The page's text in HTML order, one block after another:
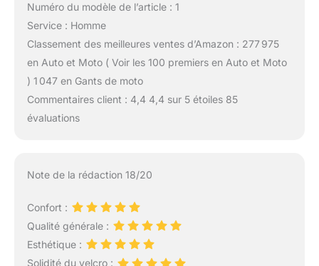
Numéro du modèle de l’article : 1
Service : Homme
Classement des meilleures ventes d’Amazon : 277 975
en Auto et Moto ( Voir les 100 premiers en Auto et Moto
) 1 047 en Gants de moto
Commentaires client : 4,4 4,4 sur 5 étoiles 85
évaluations
Note de la rédaction 18/20
Confort :
Qualité générale :
Esthétique :
Solidité du velcro :